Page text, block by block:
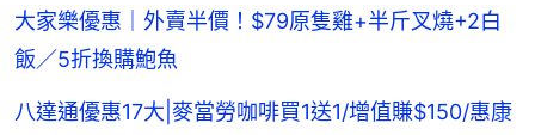
大家樂優惠｜外賣半價！$79原隻雞+半斤叉燒+2白
飯／5折換購鮑魚
八達通優惠17大|麥當勞咖啡買1送1/增值賺$150/惠康